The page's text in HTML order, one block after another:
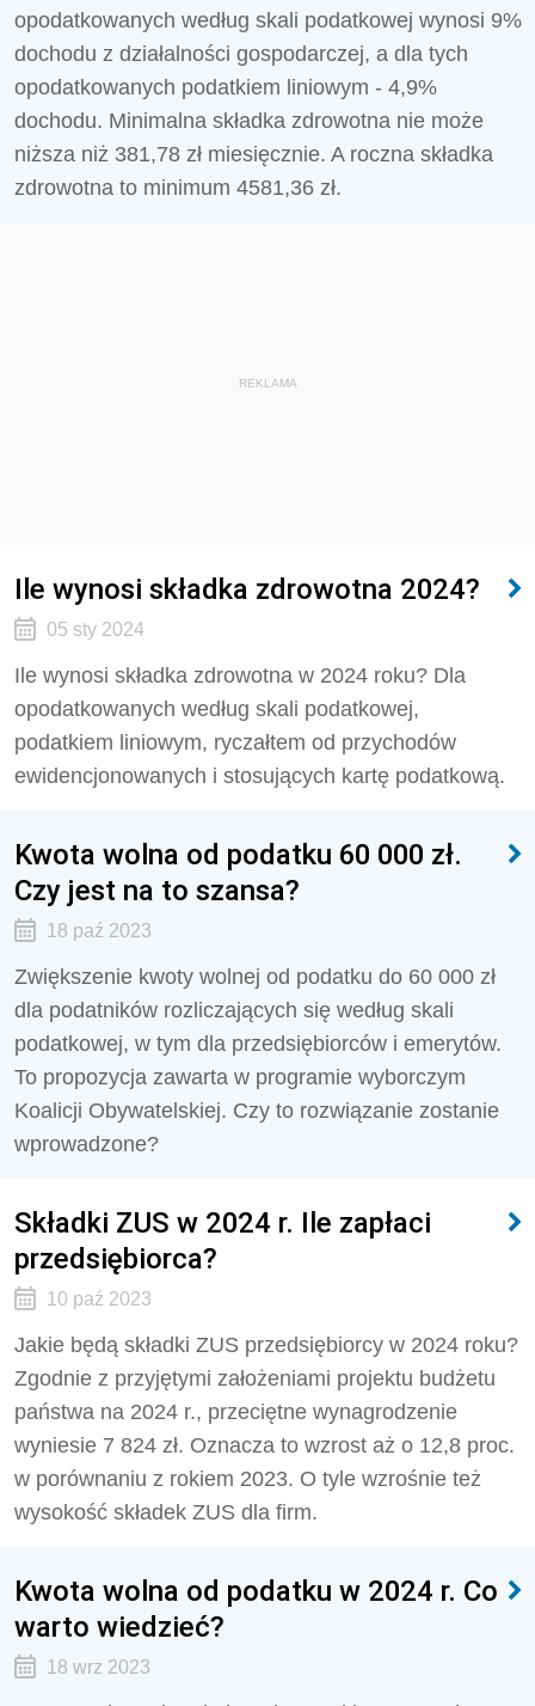
opodatkowanych według skali podatkowej wynosi 9%
dochodu z działalności gospodarczej, a dla tych
opodatkowanych podatkiem liniowym - 4,9%
dochodu. Minimalna składka zdrowotna nie może
niższa niż 381,78 zł miesięcznie. A roczna składka
zdrowotna to minimum 4581,36 zł.
REKLAMA
Ile wynosi składka zdrowotna 2024?
05 sty 2024
Ile wynosi składka zdrowotna w 2024 roku? Dla
opodatkowanych według skali podatkowej,
podatkiem liniowym, ryczałtem od przychodów
ewidencjonowanych i stosujących kartę podatkową.
Kwota wolna od podatku 60 000 zł.
Czy jest na to szansa?
18 paź 2023
Zwiększenie kwoty wolnej od podatku do 60 000 zł
dla podatników rozliczających się według skali
podatkowej, w tym dla przedsiębiorców i emerytów.
To propozycja zawarta w programie wyborczym
Koalicji Obywatelskiej. Czy to rozwiązanie zostanie
wprowadzone?
Składki ZUS w 2024 r. Ile zapłaci
przedsiębiorca?
10 paź 2023
Jakie będą składki ZUS przedsiębiorcy w 2024 roku?
Zgodnie z przyjętymi założeniami projektu budżetu
państwa na 2024 r., przeciętne wynagrodzenie
wyniesie 7 824 zł. Oznacza to wzrost aż o 12,8 proc.
w porównaniu z rokiem 2023. O tyle wzrośnie też
wysokość składek ZUS dla firm.
Kwota wolna od podatku w 2024 r. Co
warto wiedzieć?
18 wrz 2023